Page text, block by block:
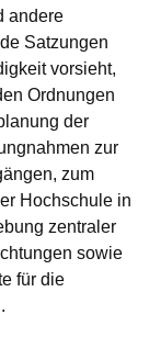
andere
Satzungen
vorsieht,
Ordnungen
der
zur
zum
Hochschule in
zentraler
sowie
für die